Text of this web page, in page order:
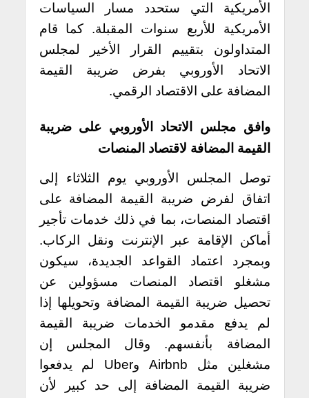
الأمريكية التي ستحدد مسار السياسات
الأمريكية للأربع سنوات المقبلة. كما قام
المتداولون بتقييم القرار الأخير لمجلس
الاتحاد الأوروبي بفرض ضريبة القيمة
المضافة على الاقتصاد الرقمي.
وافق مجلس الاتحاد الأوروبي على ضريبة
القيمة المضافة لاقتصاد المنصات
توصل المجلس الأوروبي يوم الثلاثاء إلى
اتفاق لفرض ضريبة القيمة المضافة على
اقتصاد المنصات، بما في ذلك خدمات تأجير
أماكن الإقامة عبر الإنترنت ونقل الركاب.
وبمجرد اعتماد القواعد الجديدة، سيكون
مشغلو اقتصاد المنصات مسؤولين عن
تحصيل ضريبة القيمة المضافة وتحويلها إذا
لم يدفع مقدمو الخدمات ضريبة القيمة
المضافة بأنفسهم. وقال المجلس إن
مشغلين مثل Airbnb وUber لم يدفعوا
ضريبة القيمة المضافة إلى حد كبير لأن